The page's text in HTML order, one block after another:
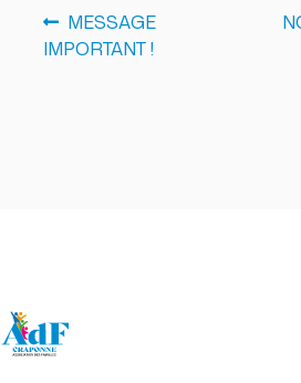
Navigation
de
MESSAGE
IMPORTANT !